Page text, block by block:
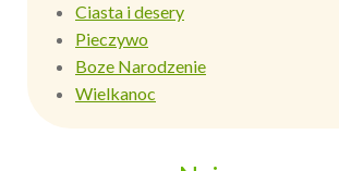
Ciasta i desery
Pieczywo
Boze Narodzenie
Wielkanoc